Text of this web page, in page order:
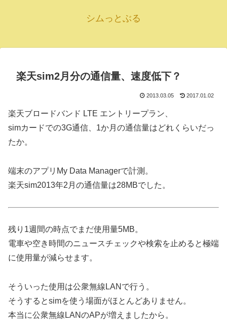
シムっとぶる
楽天sim2月分の通信量、速度低下？
2013.03.05 2017.01.02
楽天ブロードバンド LTE エントリープラン、
simカードでの3G通信、1か月の通信量はどれくらいだっ
たか。
端末のアプリMy Data Managerで計測。
楽天sim2013年2月の通信量は28MBでした。
残り1週間の時点でまだ使用量5MB。
電車や空き時間のニュースチェックや検索を止めると極端
に使用量が減らせます。
そういった使用は公衆無線LANで行う。
そうするとsimを使う場面がほとんどありません。
本当に公衆無線LANのAPが増えましたから。